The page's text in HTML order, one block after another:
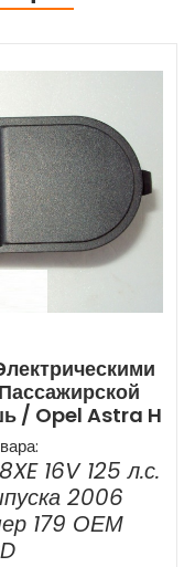
/ Opel Astra H
16V 125 л.с.
2006
179 ОЕМ